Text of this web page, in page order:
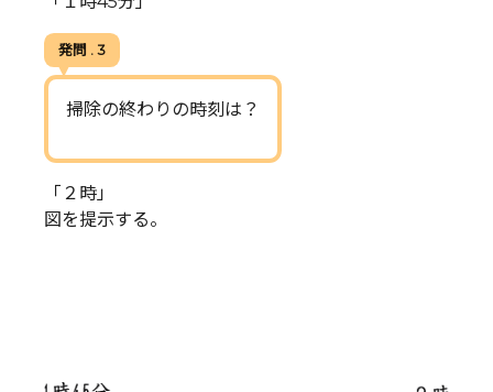
発問 . 3
掃除の終わりの時刻は？
「２時」
図を提示する。